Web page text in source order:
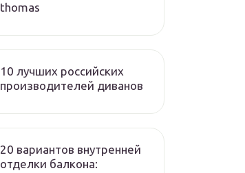
thomas
10 лучших российских
производителей диванов
20 вариантов внутренней
отделки балкона: